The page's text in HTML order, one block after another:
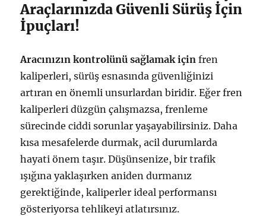
Araçlarınızda Güvenli Sürüş İçin
İpuçları!
Aracınızın kontrolünü sağlamak için fren
kaliperleri, sürüş esnasında güvenliğinizi
artıran en önemli unsurlardan biridir. Eğer fren
kaliperleri düzgün çalışmazsa, frenleme
sürecinde ciddi sorunlar yaşayabilirsiniz. Daha
kısa mesafelerde durmak, acil durumlarda
hayati önem taşır. Düşünsenize, bir trafik
ışığına yaklaşırken aniden durmanız
gerektiğinde, kaliperler ideal performansı
gösteriyorsa tehlikeyi atlatırsınız.